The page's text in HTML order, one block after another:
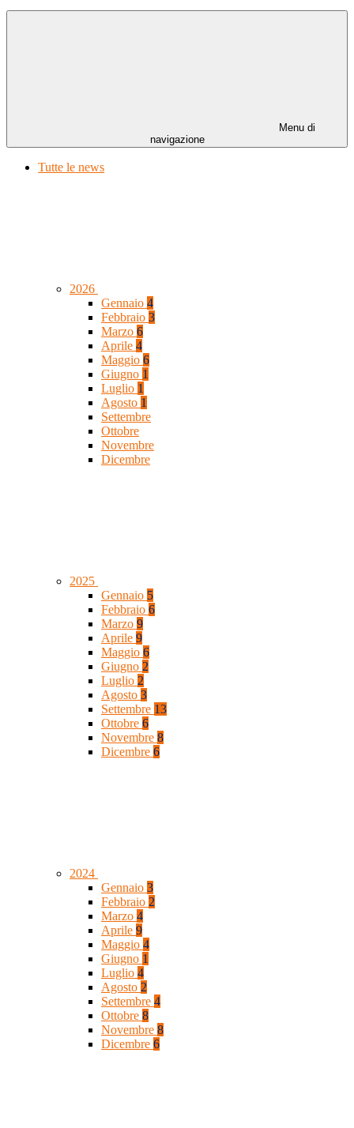
Menu di
navigazione
Tutte le news
2026
Gennaio 4
Febbraio 3
Marzo 6
Aprile 4
Maggio 6
Giugno 1
Luglio 1
Agosto 1
Settembre
Ottobre
Novembre
Dicembre
2025
Gennaio 5
Febbraio 6
Marzo 9
Aprile 9
Maggio 6
Giugno 2
Luglio 2
Agosto 3
Settembre 13
Ottobre 6
Novembre 8
Dicembre 6
2024
Gennaio 3
Febbraio 2
Marzo 4
Aprile 9
Maggio 4
Giugno 1
Luglio 4
Agosto 2
Settembre 4
Ottobre 8
Novembre 8
Dicembre 6